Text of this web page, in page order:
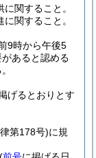
関すること。
関すること。
9時から午後5
あると認める
げるとおりとす
第178号)に規